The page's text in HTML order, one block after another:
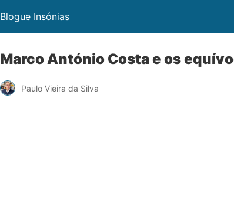
Blogue Insónias
Marco António Costa e os
Paulo Vieira da Silva